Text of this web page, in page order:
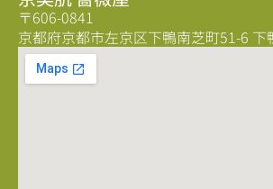
〒606-0841
京都府京都市左京区下鴨南芝町51-6 下